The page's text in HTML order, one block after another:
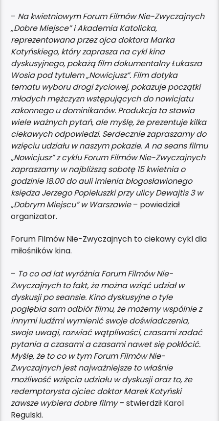
– Na kwietniowym Forum Filmów Nie-Zwyczajnych
„Dobre Miejsce” i Akademia Katolicka,
reprezentowana przez ojca doktora Marka
Kotyńskiego, który zaprasza na cykl kina
dyskusyjnego, pokażą film dokumentalny Łukasza
Wosia pod tytułem „Nowicjusz”. Film dotyka
tematu wyboru drogi życiowej, pokazuje początki
młodych mężczyzn wstępujących do nowicjatu
zakonnego u dominikanów. Produkcja ta stawia
wiele ważnych pytań, ale myślę, że prezentuje kilka
ciekawych odpowiedzi. Serdecznie zapraszamy do
wzięciu udziału w naszym pokazie. A na seans filmu
„Nowicjusz” z cyklu Forum Filmów Nie-Zwyczajnych
zapraszamy w najbliższą sobotę 15 kwietnia o
godzinie 18.00 do auli imienia błogosławionego
księdza Jerzego Popiełuszki przy ulicy Dewajtis 3 w
„Dobrym Miejscu” w Warszawie– powiedział
organizator.
Forum Filmów Nie-Zwyczajnych to ciekawy cykl dla
miłośników kina.
– To co od lat wyróżnia Forum Filmów Nie-
Zwyczajnych to fakt, że można wziąć udział w
dyskusji po seansie. Kino dyskusyjne o tyle
pogłębia sam odbiór filmu, że możemy wspólnie z
innymi ludźmi wymienić swoje doświadczenia,
swoje uwagi, rozwiać wątpliwości, czasami zadać
pytania a czasami a czasami nawet się pokłócić.
Myślę, że to co w tym Forum Filmów Nie-
Zwyczajnych jest najważniejsze to właśnie
możliwość wzięcia udziału w dyskusji oraz to, że
redemptorysta ojciec doktor Marek Kotyński
zawsze wybiera dobre filmy– stwierdził Karol
Regulski.